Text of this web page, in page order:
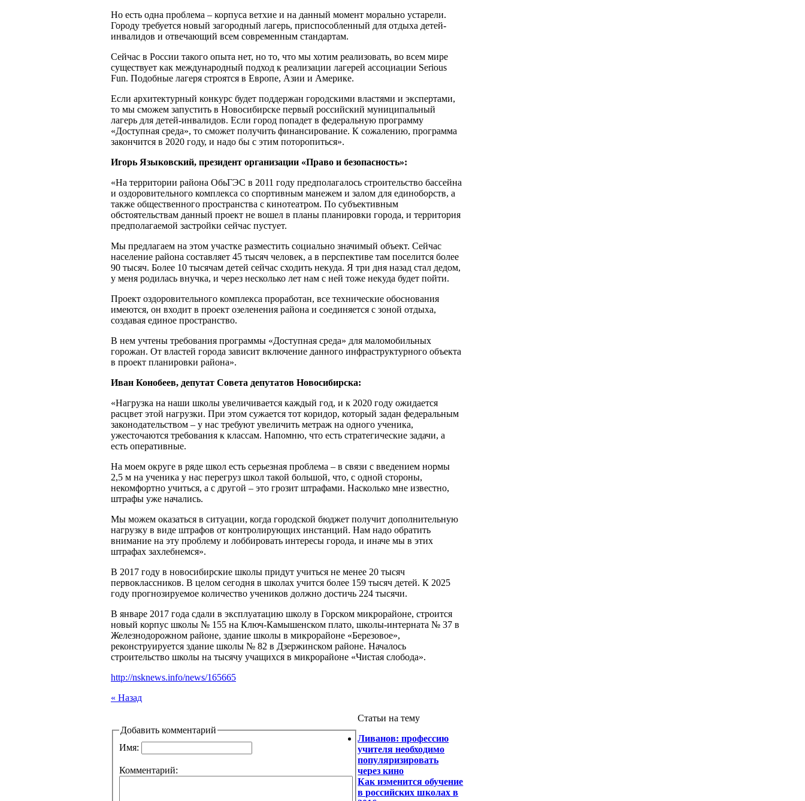
Но есть одна проблема – корпуса ветхие и на данный момент морально устарели.
Городу требуется новый загородный лагерь, приспособленный для отдыха детей-
инвалидов и отвечающий всем современным стандартам.
Сейчас в России такого опыта нет, но то, что мы хотим реализовать, во всем мире
существует как международный подход к реализации лагерей ассоциации Serious
Fun. Подобные лагеря строятся в Европе, Азии и Америке.
Если архитектурный конкурс будет поддержан городскими властями и экспертами,
то мы сможем запустить в Новосибирске первый российский муниципальный
лагерь для детей-инвалидов. Если город попадет в федеральную программу
«Доступная среда», то сможет получить финансирование. К сожалению, программа
закончится в 2020 году, и надо бы с этим поторопиться».
Игорь Языковский, президент организации «Право и безопасность»:
«На территории района ОбьГЭС в 2011 году предполагалось строительство бассейна
и оздоровительного комплекса со спортивным манежем и залом для единоборств, а
также общественного пространства с кинотеатром. По субъективным
обстоятельствам данный проект не вошел в планы планировки города, и территория
предполагаемой застройки сейчас пустует.
Мы предлагаем на этом участке разместить социально значимый объект. Сейчас
население района составляет 45 тысяч человек, а в перспективе там поселится более
90 тысяч. Более 10 тысячам детей сейчас сходить некуда. Я три дня назад стал дедом,
у меня родилась внучка, и через несколько лет нам с ней тоже некуда будет пойти.
Проект оздоровительного комплекса проработан, все технические обоснования
имеются, он входит в проект озеленения района и соединяется с зоной отдыха,
создавая единое пространство.
В нем учтены требования программы «Доступная среда» для маломобильных
горожан. От властей города зависит включение данного инфраструктурного объекта
в проект планировки района».
Иван Конобеев, депутат Совета депутатов Новосибирска:
«Нагрузка на наши школы увеличивается каждый год, и к 2020 году ожидается
расцвет этой нагрузки. При этом сужается тот коридор, который задан федеральным
законодательством – у нас требуют увеличить метраж на одного ученика,
ужесточаются требования к классам. Напомню, что есть стратегические задачи, а
есть оперативные.
На моем округе в ряде школ есть серьезная проблема – в связи с введением нормы
2,5 м на ученика у нас перегруз школ такой большой, что, с одной стороны,
некомфортно учиться, а с другой – это грозит штрафами. Насколько мне известно,
штрафы уже начались.
Мы можем оказаться в ситуации, когда городской бюджет получит дополнительную
нагрузку в виде штрафов от контролирующих инстанций. Нам надо обратить
внимание на эту проблему и лоббировать интересы города, и иначе мы в этих
штрафах захлебнемся».
В 2017 году в новосибирские школы придут учиться не менее 20 тысяч
первоклассников. В целом сегодня в школах учится более 159 тысяч детей. К 2025
году прогнозируемое количество учеников должно достичь 224 тысячи.
В январе 2017 года сдали в эксплуатацию школу в Горском микрорайоне, строится
новый корпус школы № 155 на Ключ-Камышенском плато, школы-интерната № 37 в
Железнодорожном районе, здание школы в микрорайоне «Березовое»,
реконструируется здание школы № 82 в Дзержинском районе. Началось
строительство школы на тысячу учащихся в микрорайоне «Чистая слобода».
http://nsknews.info/news/165665
« Назад
Добавить комментарий
Имя:
Комментарий:
Статьи на тему
Ливанов: профессию
учителя необходимо
популяризировать
через кино
Как изменится обучение
в российских школах в